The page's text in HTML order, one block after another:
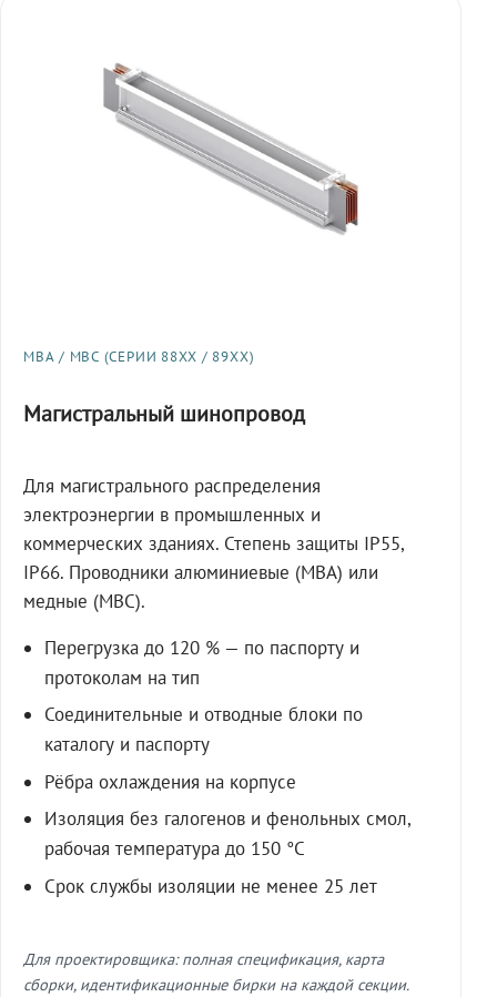
МВА / МВС (СЕРИИ 88XX / 89XX)
Магистральный шинопровод
Для магистрального распределения
электроэнергии в промышленных и
коммерческих зданиях. Степень защиты IP55,
IP66. Проводники алюминиевые (МВА) или
медные (МВС).
Перегрузка до 120 % — по паспорту и
протоколам на тип
Соединительные и отводные блоки по
каталогу и паспорту
Рёбра охлаждения на корпусе
Изоляция без галогенов и фенольных смол,
рабочая температура до 150 °C
Срок службы изоляции не менее 25 лет
Для проектировщика: полная спецификация, карта
сборки, идентификационные бирки на каждой секции.